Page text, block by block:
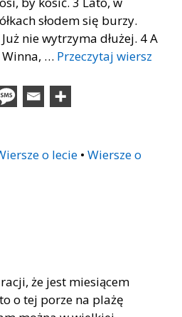
słodem się burzy.
nie wytrzyma dłużej. 4 A
… Przeczytaj wiersz
o lecie • Wiersze o
że jest miesiącem
o tej porze na plażę